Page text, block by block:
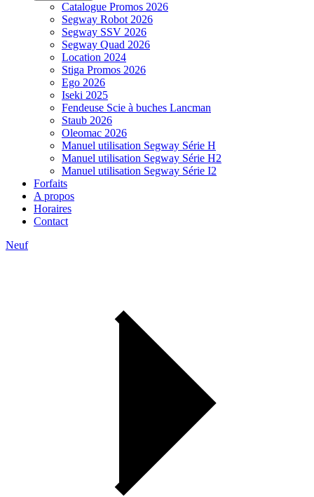
Catalogue Promos 2026
Segway Robot 2026
Segway SSV 2026
Segway Quad 2026
Location 2024
Stiga Promos 2026
Ego 2026
Iseki 2025
Fendeuse Scie à buches Lancman
Staub 2026
Oleomac 2026
Manuel utilisation Segway Série H
Manuel utilisation Segway Série H2
Manuel utilisation Segway Série I2
Forfaits
A propos
Horaires
Contact
Neuf